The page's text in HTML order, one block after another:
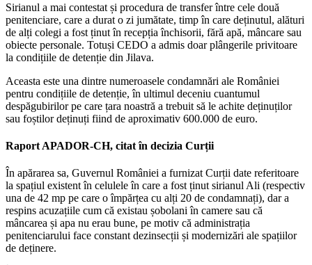
Sirianul a mai contestat și procedura de transfer între cele două
penitenciare, care a durat o zi jumătate, timp în care deținutul, alături
de alți colegi a fost ținut în recepția închisorii, fără apă, mâncare sau
obiecte personale. Totuși CEDO a admis doar plângerile privitoare
la condițiile de detenție din Jilava.
Aceasta este una dintre numeroasele condamnări ale României
pentru condițiile de detenție, în ultimul deceniu cuantumul
despăgubirilor pe care țara noastră a trebuit să le achite deținuților
sau foștilor deținuți fiind de aproximativ 600.000 de euro.
Raport APADOR-CH, citat în decizia Curții
În apărarea sa, Guvernul României a furnizat Curții date referitoare
la spațiul existent în celulele în care a fost ținut sirianul Ali (respectiv
una de 42 mp pe care o împărțea cu alți 20 de condamnați), dar a
respins acuzațiile cum că existau șobolani în camere sau că
mâncarea și apa nu erau bune, pe motiv că administrația
penitenciarului face constant dezinsecții și modernizări ale spațiilor
de deținere.